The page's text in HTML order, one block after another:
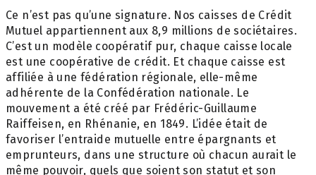
Ce n’est pas qu’une signature. Nos caisses de Crédit
Mutuel appartiennent aux 8,9 millions de sociétaires.
C’est un modèle coopératif pur, chaque caisse locale
est une coopérative de crédit. Et chaque caisse est
affiliée à une fédération régionale, elle-même
adhérente de la Confédération nationale. Le
mouvement a été créé par Frédéric-Guillaume
Raiffeisen, en Rhénanie, en 1849. L’idée était de
favoriser l’entraide mutuelle entre épargnants et
emprunteurs, dans une structure où chacun aurait le
même pouvoir, quels que soient son statut et son